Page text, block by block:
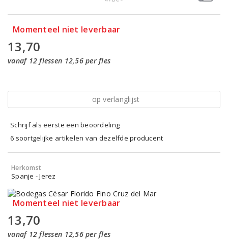
Momenteel niet leverbaar
13,70
vanaf 12 flessen 12,56 per fles
op verlanglijst
Schrijf als eerste een beoordeling
6 soortgelijke artikelen van dezelfde producent
Herkomst
Spanje - Jerez
Momenteel niet leverbaar
13,70
vanaf 12 flessen 12,56 per fles